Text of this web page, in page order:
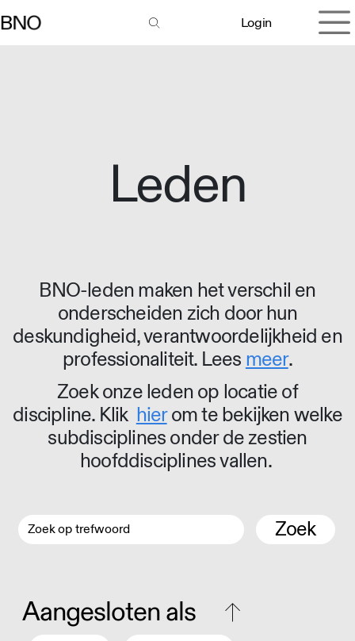
Login
Leden
BNO-leden maken het verschil en
onderscheiden zich door hun
deskundigheid, verantwoordelijkheid en
professionaliteit. Lees meer.
Zoek onze leden op locatie of
discipline. Klik hierom te bekijken welke
subdisciplines onder de zestien
hoofddisciplines vallen.
Zoek
Aangesloten als